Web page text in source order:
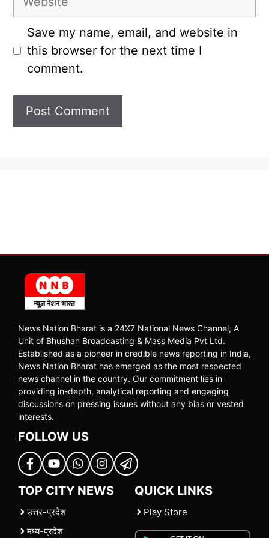
Save my name, email, and website in
this browser for the next time I
comment.
News Nation Bharat is a 24X7 National News Channel, A
Unit of Bhushan Broadcasting & Mass Media Pvt Ltd.
Established as a pioneer in credible news reporting in India,
News Nation Bharat has emerged as the most respected
news channel in the country. Our commitment lies in
providing in-depth, analytical reporting and engaging
discussions on pressing issues without any bias or vested
interests.
FOLLOW US
TOP CITY NEWS
उत्तर-प्रदेश
मध्य-प्रदेश
QUICK LINKS
Play Store